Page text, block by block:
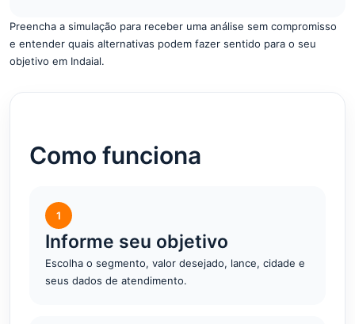
Preencha a simulação para receber uma análise sem compromisso
e entender quais alternativas podem fazer sentido para o seu
objetivo em Indaial.
Como funciona
1
Informe seu objetivo
Escolha o segmento, valor desejado, lance, cidade e
seus dados de atendimento.